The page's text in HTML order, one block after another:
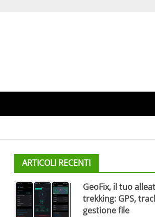
ARTICOLI RECENTI
GeoFix, il tuo
trekking: GPS,
gestione file